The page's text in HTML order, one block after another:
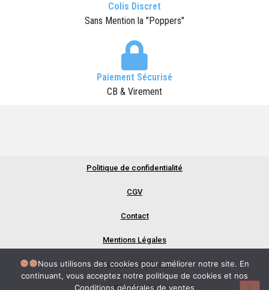
Colis Discret
Sans Mention la "Poppers"
Paiement Sécurisé
CB & Virement
Politique de confidentialité
CGV
Contact
Mentions Légales
Paiement Sécurisé
Plan Du Site
Nous utilisons des cookies pour améliorer notre site. En
continuant, vous acceptez notre politique de cookies et nos
Conditions générales de ventes